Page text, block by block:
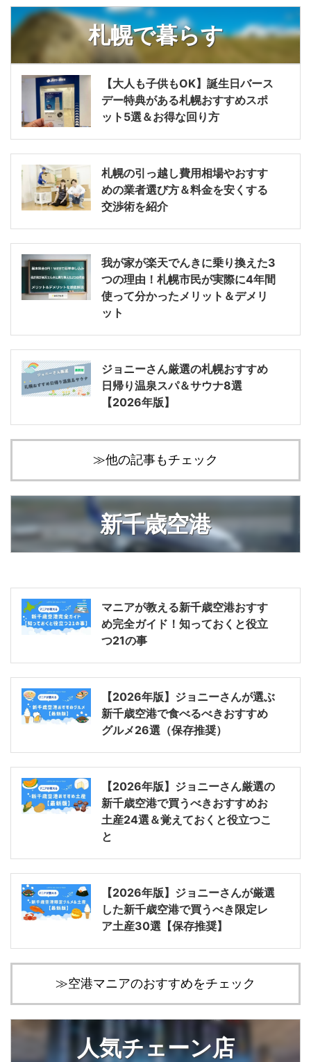
札幌で暮らす
【大人も子供もOK】誕生日バース
デー特典がある札幌おすすめスポ
ット5選＆お得な回り方
札幌の引っ越し費用相場やおすす
めの業者選び方＆料金を安くする
交渉術を紹介
我が家が楽天でんきに乗り換えた3
つの理由！札幌市民が実際に4年間
使って分かったメリット＆デメリ
ット
ジョニーさん厳選の札幌おすすめ
日帰り温泉スパ＆サウナ8選
【2026年版】
≫他の記事もチェック
新千歳空港
マニアが教える新千歳空港おすす
め完全ガイド！知っておくと役立
つ21の事
【2026年版】ジョニーさんが選ぶ
新千歳空港で食べるべきおすすめ
グルメ26選（保存推奨）
【2026年版】ジョニーさん厳選の
新千歳空港で買うべきおすすめお
土産24選＆覚えておくと役立つこ
と
【2026年版】ジョニーさんが厳選
した新千歳空港で買うべき限定レ
ア土産30選【保存推奨】
≫空港マニアのおすすめをチェック
人気チェーン店